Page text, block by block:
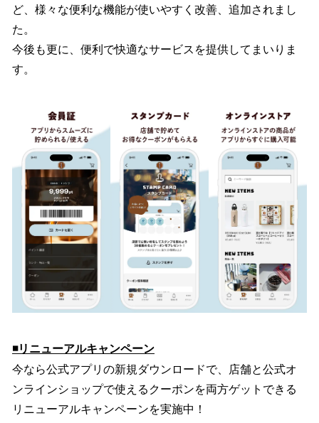
ど、様々な便利な機能が使いやすく改善、追加されまし
た。
今後も更に、便利で快適なサービスを提供してまいりま
す。
◾️リニューアルキャンペーン
今なら公式アプリの新規ダウンロードで、店舗と公式オ
ンラインショップで使えるクーポンを両方ゲットできる
リニューアルキャンペーンを実施中！